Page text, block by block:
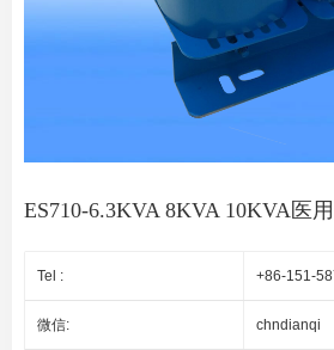
ES710-6.3KVA 8KVA 10KVA医
Tel : +86-151-
微信: chndianqi